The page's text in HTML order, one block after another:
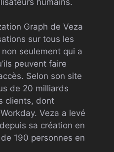
Graph de Veza
sur tous les
seulement qui a
peuvent faire
Selon son site
de 20 milliards
clients, dont
Veza a levé
sa création en
190 personnes en